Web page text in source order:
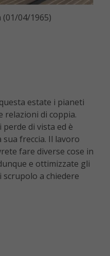
04/1965)
estate i pianeti
relazioni di coppia.
perde di vista ed è
freccia. Il lavoro
fare diverse cose in
e ottimizzate gli
a chiedere